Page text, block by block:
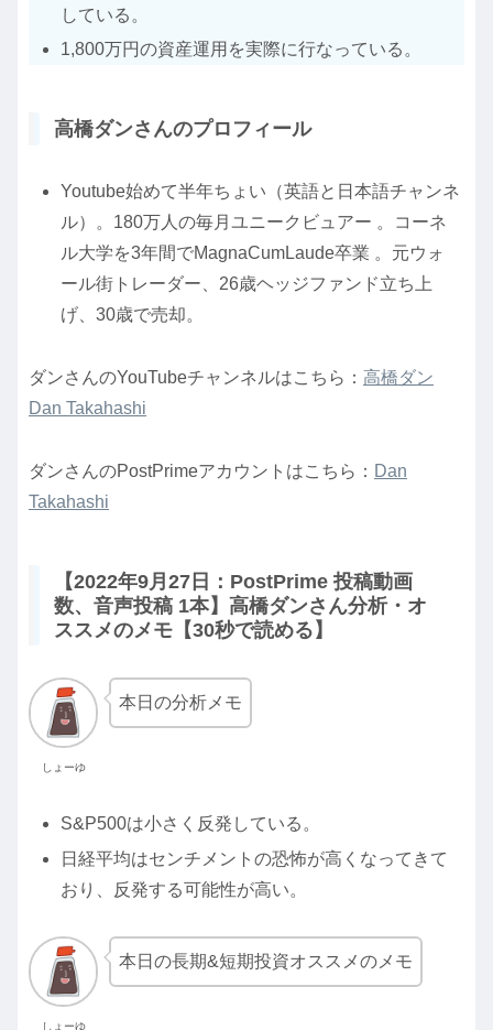
している。
1,800万円の資産運用を実際に行なっている。
高橋ダンさんのプロフィール
Youtube始めて半年ちょい（英語と日本語チャンネ
ル）。180万人の毎月ユニークビュアー 。コーネ
ル大学を3年間でMagnaCumLaude卒業 。元ウォ
ール街トレーダー、26歳ヘッジファンド立ち上
げ、30歳で売却。
ダンさんのYouTubeチャンネルはこちら： 高橋ダン
Dan Takahashi
ダンさんのPostPrimeアカウントはこちら： Dan
Takahashi
【2022年9月27日：PostPrime 投稿動画
数、音声投稿 1本】高橋ダンさん分析・オ
ススメのメモ【30秒で読める】
しょーゆ
本日の分析メモ
S&P500は小さく反発している。
日経平均はセンチメントの恐怖が高くなってきて
おり、反発する可能性が高い。
しょーゆ
本日の長期&短期投資オススメのメモ